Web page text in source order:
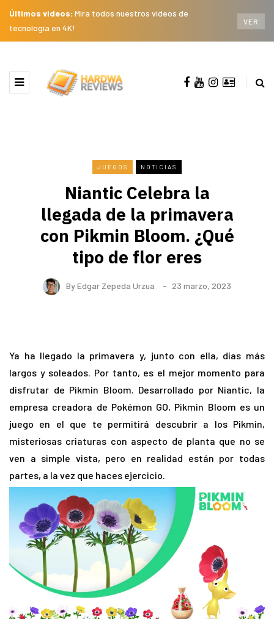
Últimos videos: Mira todos nuestros videos de
tecnología en 4K!
VER
JUEGOS NOTICIAS
Niantic Celebra la
llegada de la primavera
con Pikmin Bloom. ¿Qué
tipo de flor eres
ByEdgar Zepeda Urzua 23 marzo, 2023
Ya ha llegado la primavera y, junto con ella, días más
largos y soleados. Por tanto, es el mejor momento para
disfrutar de Pikmin Bloom. Desarrollado por Niantic, la
empresa creadora de Pokémon GO, Pikmin Bloom es un
juego en el que te permitirá descubrir a los Pikmin,
misteriosas criaturas con aspecto de planta que no se
ven a simple vista, pero en realidad están por todas
partes, a la vez que haces ejercicio.